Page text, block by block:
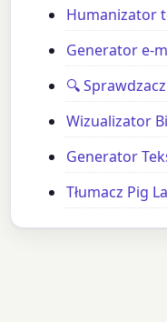
Humanizator
Generator e-
🔍
Wizualizator
Generator
Tłumacz Pig